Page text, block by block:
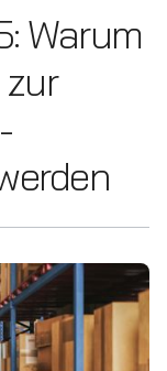
Warum